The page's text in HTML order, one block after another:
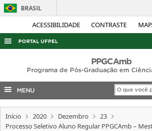
ACESSIBILIDADE CONTRASTE
BRASIL
Acesso
PORTAL UFPEL
AUDITORIA
COBALTO
CONCURSOS
EDITAIS
PPGCAmb
Programa de Pós-Graduação em
MENU
Início 2020 Dezembro
23
Processo Seletivo Aluno Regular PPGCAmb –